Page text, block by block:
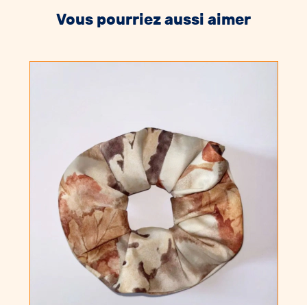
Vous pourriez aussi aimer